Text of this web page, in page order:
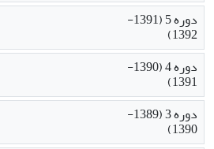
دوره 5 (1391-
1392)
دوره 4 (1390-
1391)
دوره 3 (1389-
1390)